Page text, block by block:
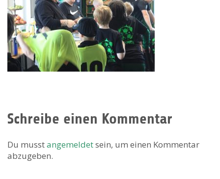
Schreibe einen Kommentar
Du musstangemeldetsein, um einen Kommentar
abzugeben.